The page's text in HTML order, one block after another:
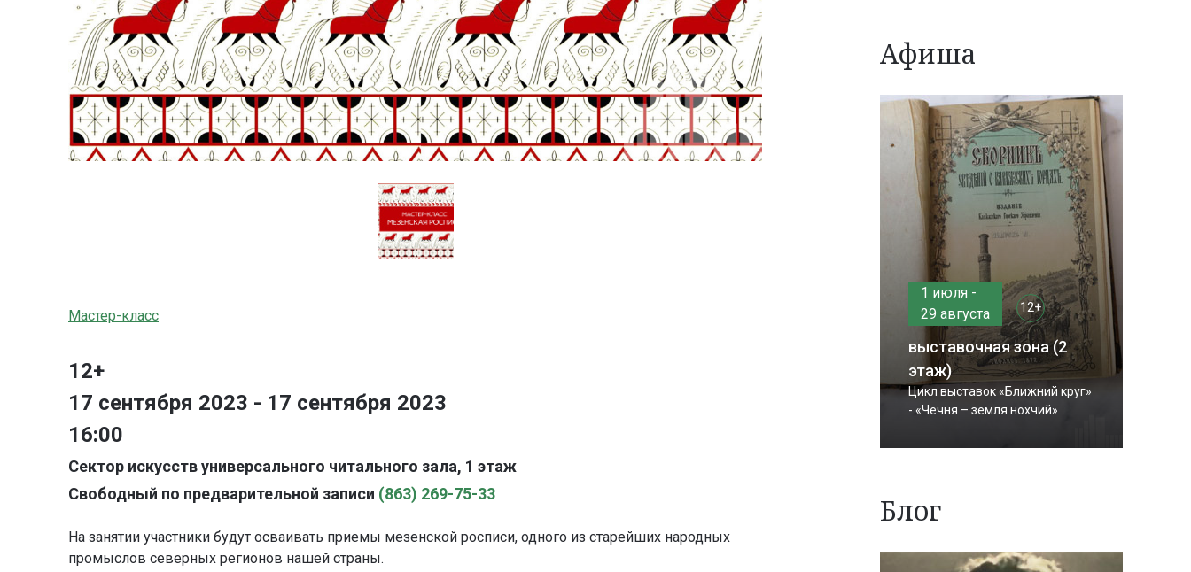
Мастер-класс
12+
17 сентября 2023 - 17 сентября 2023
16:00
Сектор искусств универсального читального зала, 1 этаж
Свободный по предварительной записи (863) 269-75-33
На занятии участники будут осваивать приемы мезенской росписи, одного из старейших народных
промыслов северных регионов нашей страны.
Афиша
1 июля -
29 августа
12+
выставочная зона (2
этаж)
Цикл выставок «Ближний круг»
- «Чечня – земля нохчий»
Блог